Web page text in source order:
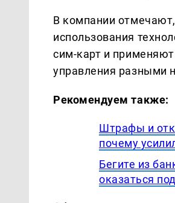
В компании
использования
сим-карт и
управления разными
Рекомендуем также:
Штрафы и
почему
Бегите из
оказаться